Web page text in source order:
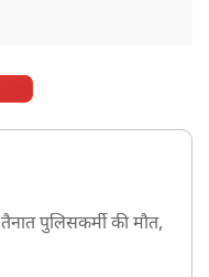
पुलिसकर्मी की मौत,